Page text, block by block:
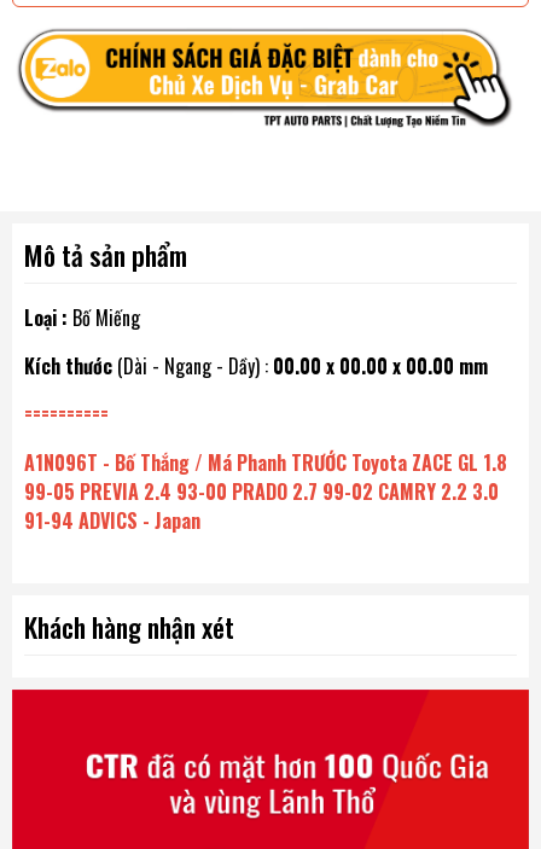
Mô tả sản phẩm
Loại : Bố Miếng
Kích thước (Dài - Ngang - Dầy) : 00.00 x 00.00 x 00.00 mm
==========
A1N096T - Bố Thắng / Má Phanh TRƯỚC Toyota ZACE GL 1.8
99-05 PREVIA 2.4 93-00 PRADO 2.7 99-02 CAMRY 2.2 3.0
91-94 ADVICS - Japan
Khách hàng nhận xét